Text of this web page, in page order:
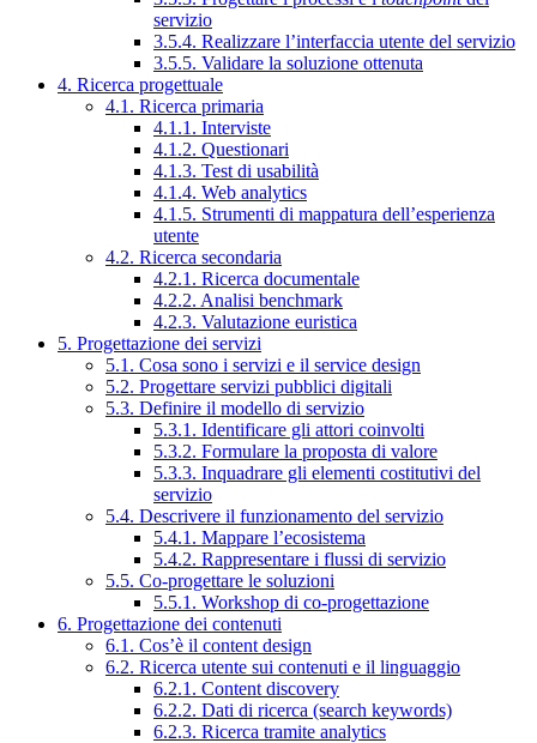
servizio
3.5.4. Realizzare l’interfaccia utente del servizio
3.5.5. Validare la soluzione ottenuta
4. Ricerca progettuale
4.1. Ricerca primaria
4.1.1. Interviste
4.1.2. Questionari
4.1.3. Test di usabilità
4.1.4. Web analytics
4.1.5. Strumenti di mappatura dell’esperienza
utente
4.2. Ricerca secondaria
4.2.1. Ricerca documentale
4.2.2. Analisi benchmark
4.2.3. Valutazione euristica
5. Progettazione dei servizi
5.1. Cosa sono i servizi e il service design
5.2. Progettare servizi pubblici digitali
5.3. Definire il modello di servizio
5.3.1. Identificare gli attori coinvolti
5.3.2. Formulare la proposta di valore
5.3.3. Inquadrare gli elementi costitutivi del
servizio
5.4. Descrivere il funzionamento del servizio
5.4.1. Mappare l’ecosistema
5.4.2. Rappresentare i flussi di servizio
5.5. Co-progettare le soluzioni
5.5.1. Workshop di co-progettazione
6. Progettazione dei contenuti
6.1. Cos’è il content design
6.2. Ricerca utente sui contenuti e il linguaggio
6.2.1. Content discovery
6.2.2. Dati di ricerca (search keywords)
6.2.3. Ricerca tramite analytics